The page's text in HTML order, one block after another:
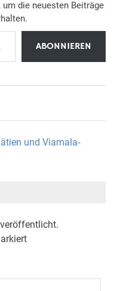
die neuesten Beiträge
ABONNIEREN
und Viamala-